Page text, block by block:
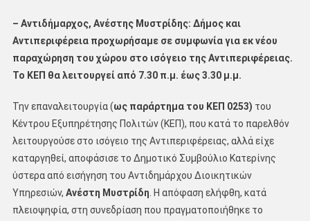
– Αντιδήμαρχος, Ανέστης Μυστρίδης: Δήμος και
Αντιπεριφέρεια προχωρήσαμε σε συμφωνία για εκ νέου
παραχώρηση του χώρου στο ισόγειο της Αντιπεριφέρειας.
Το ΚΕΠ θα λειτουργεί από 7.30 π.μ. έως 3.30 μ.μ.
Την επαναλειτουργία (ως παράρτημα του ΚΕΠ 0253) του
Κέντρου Εξυπηρέτησης Πολιτών (ΚΕΠ), που κατά το παρελθόν
λειτουργούσε στο ισόγειο της Αντιπεριφέρειας, αλλά είχε
καταργηθεί, αποφάσισε το Δημοτικό Συμβούλιο Κατερίνης
ύστερα από εισήγηση του Αντιδημάρχου Διοικητικών
Υπηρεσιών, Ανέστη Μυστρίδη . Η απόφαση ελήφθη, κατά
πλειοψηφία, στη συνεδρίαση που πραγματοποιήθηκε το